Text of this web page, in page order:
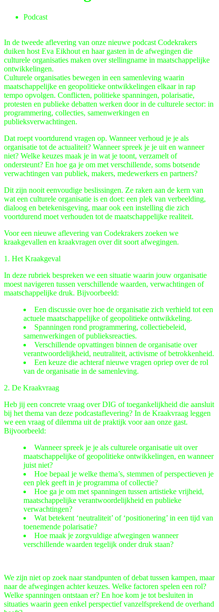
Podcast
In de tweede aflevering van onze nieuwe podcast Codekrakers
duiken host Eva Eikhout en haar gasten in de afwegingen die
culturele organisaties maken over stellingname in maatschappelijke
ontwikkelingen.
Culturele organisaties bewegen in een samenleving waarin
maatschappelijke en geopolitieke ontwikkelingen elkaar in rap
tempo opvolgen. Conflicten, politieke spanningen, polarisatie,
protesten en publieke debatten werken door in de culturele sector: in
programmering, collecties, samenwerkingen en
publieksverwachtingen.
Dat roept voortdurend vragen op. Wanneer verhoud je je als
organisatie tot de actualiteit? Wanneer spreek je je uit en wanneer
niet? Welke keuzes maak je in wat je toont, verzamelt of
ondersteunt? En hoe ga je om met verschillende, soms botsende
verwachtingen van publiek, makers, medewerkers en partners?
Dit zijn nooit eenvoudige beslissingen. Ze raken aan de kern van
wat een culturele organisatie is en doet: een plek van verbeelding,
dialoog en betekenisgeving, maar ook een instelling die zich
voortdurend moet verhouden tot de maatschappelijke realiteit.
Voor een nieuwe aflevering van Codekrakers zoeken we
kraakgevallen en kraakvragen over dit soort afwegingen.
1. Het Kraakgeval
In deze rubriek bespreken we een situatie waarin jouw organisatie
moest navigeren tussen verschillende waarden, verwachtingen of
maatschappelijke druk. Bijvoorbeeld:
Een discussie over hoe de organisatie zich verhield tot een
actuele maatschappelijke of geopolitieke ontwikkeling.
Spanningen rond programmering, collectiebeleid,
samenwerkingen of publieksreacties.
Verschillende opvattingen binnen de organisatie over
verantwoordelijkheid, neutraliteit, activisme of betrokkenheid.
Een keuze die achteraf nieuwe vragen opriep over de rol
van de organisatie in de samenleving.
2. De Kraakvraag
Heb jij een concrete vraag over DIG of toegankelijkheid die aansluit
bij het thema van deze podcastaflevering? In de Kraakvraag leggen
we een vraag of dilemma uit de praktijk voor aan onze gast.
Bijvoorbeeld:
Wanneer spreek je je als culturele organisatie uit over
maatschappelijke of geopolitieke ontwikkelingen, en wanneer
juist niet?
Hoe bepaal je welke thema’s, stemmen of perspectieven je
een plek geeft in je programma of collectie?
Hoe ga je om met spanningen tussen artistieke vrijheid,
maatschappelijke verantwoordelijkheid en publieke
verwachtingen?
Wat betekent ‘neutraliteit’ of ‘positionering’ in een tijd van
toenemende polarisatie?
Hoe maak je zorgvuldige afwegingen wanneer
verschillende waarden tegelijk onder druk staan?
We zijn niet op zoek naar standpunten of debat tussen kampen, maar
naar de afwegingen achter keuzes. Welke factoren spelen een rol?
Welke spanningen ontstaan er? En hoe kom je tot besluiten in
situaties waarin geen enkel perspectief vanzelfsprekend de overhand